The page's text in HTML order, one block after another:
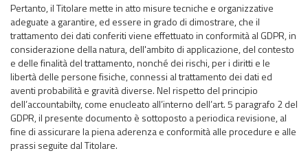
Pertanto, il Titolare mette in atto misure tecniche e organizzative
adeguate a garantire, ed essere in grado di dimostrare, che il
trattamento dei dati conferiti viene effettuato in conformità al GDPR, in
considerazione della natura, dell'ambito di applicazione, del contesto
e delle finalità del trattamento, nonché dei rischi, per i diritti e le
libertà delle persone fisiche, connessi al trattamento dei dati ed
aventi probabilità e gravità diverse. Nel rispetto del principio
dell’accountabilty, come enucleato all’interno dell’art. 5 paragrafo 2 del
GDPR, il presente documento è sottoposto a periodica revisione, al
fine di assicurare la piena aderenza e conformità alle procedure e alle
prassi seguite dal Titolare.